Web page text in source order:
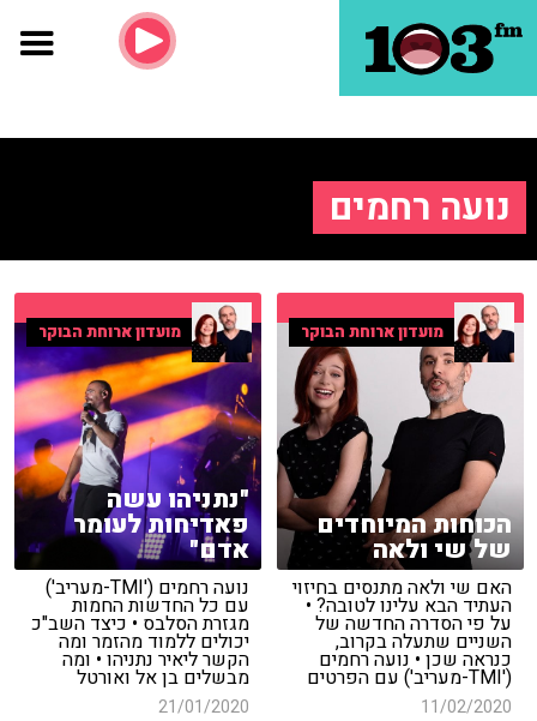
נועה רחמים
מועדון ארוחת הבוקר
הכוחות המיוחדים
של שי ולאה
האם שי ולאה מתנסים בחיזוי
העתיד הבא עלינו לטובה? •
על פי הסדרה החדשה של
השניים שתעלה בקרוב,
כנראה שכן • נועה רחמים
('TMI-מעריב') עם הפרטים
11/02/2020
מועדון ארוחת הבוקר
"נתניהו עשה
פאדיחות לעומר
אדם"
נועה רחמים ('TMI-מעריב')
עם כל החדשות החמות
מגזרת הסלבס • כיצד השב"כ
יכולים ללמוד מהזמר ומה
הקשר ליאיר נתניהו • ומה
מבשלים בן אל ואורטל
21/01/2020